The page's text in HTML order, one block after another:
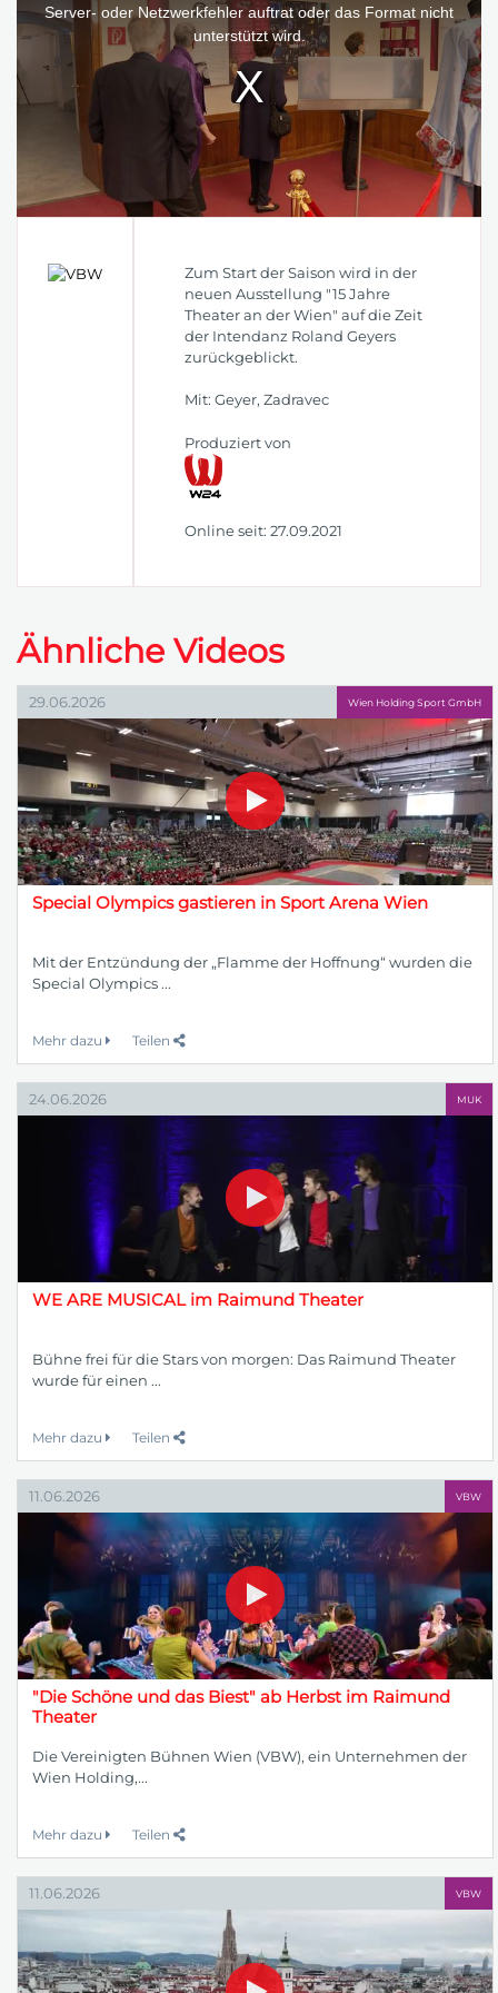
window.Server- oder Netzwerkfehler auftrat oder das Format nicht
unterstützt wird.
Zum Start der Saison wird in der
neuen Ausstellung "15 Jahre
Theater an der Wien" auf die Zeit
der Intendanz Roland Geyers
zurückgeblickt.
Mit: Geyer, Zadravec
Produziert von
Online seit: 27.09.2021
Ähnliche Videos
29.06.2026 Wien Holding Sport GmbH
Special Olympics gastieren in Sport Arena Wien
Mit der Entzündung der „Flamme der Hoffnung“ wurden die
Special Olympics ...
Mehr dazu Teilen
24.06.2026 MUK
WE ARE MUSICAL im Raimund Theater
Bühne frei für die Stars von morgen: Das Raimund Theater
wurde für einen ...
Mehr dazu Teilen
11.06.2026 VBW
"Die Schöne und das Biest" ab Herbst im Raimund
Theater
Die Vereinigten Bühnen Wien (VBW), ein Unternehmen der
Wien Holding,...
Mehr dazu Teilen
11.06.2026 VBW